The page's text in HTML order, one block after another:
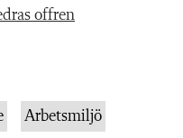
offren
Arbetsmiljö